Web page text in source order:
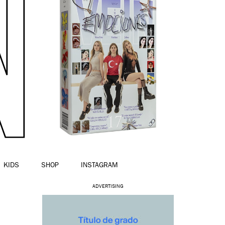
KIDS SHOP INSTAGRAM
ADVERTISING